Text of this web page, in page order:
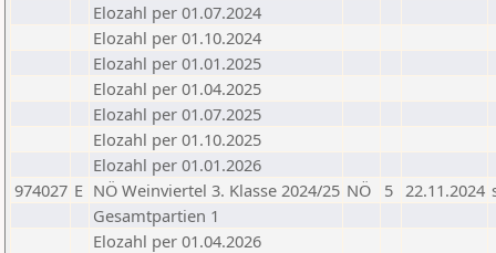
Elozahl per 01.07.2024
Elozahl per 01.10.2024
Elozahl per 01.01.2025
Elozahl per 01.04.2025
Elozahl per 01.07.2025
Elozahl per 01.10.2025
Elozahl per 01.01.2026
974027 E NÖ Weinviertel 3. Klasse 2024/25 NÖ 5 22.11.2024
Gesamtpartien 1
Elozahl per 01.04.2026